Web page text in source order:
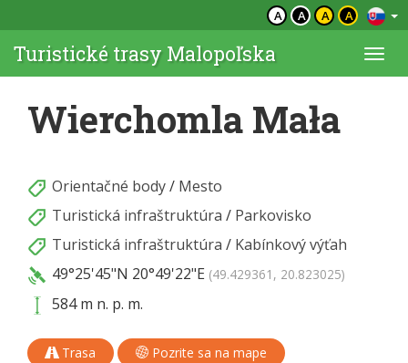
A A A A
Turistické trasy Malopoľska
Wierchomla Mała
Orientačné body/ Mesto
Turistická infraštruktúra / Parkovisko
Turistická infraštruktúra / Kabínkový výťah
49°25'45"N 20°49'22"E (49.429361, 20.823025)
584 m n. p. m.
Trasa Pozrite sa na mape